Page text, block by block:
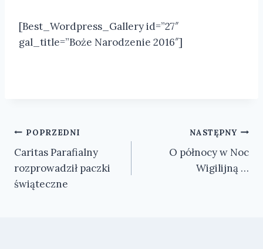
[Best_Wordpress_Gallery id=”27″
gal_title=”Boże Narodzenie 2016″]
Nawigacja
wpisu
POPRZEDNI
Caritas Parafialny
rozprowadził paczki
świąteczne
NASTĘPNY
O północy w Noc
Wigilijną …